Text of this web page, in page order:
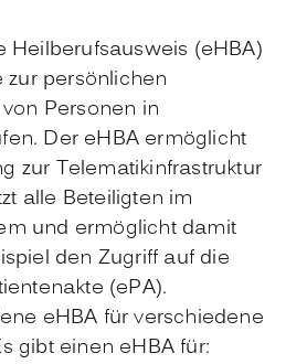
Heilberufsausweis (eHBA)
zur persönlichen
Personen in
Der eHBA ermöglicht
zur Telematikinfrastruktur
alle Beteiligten im
und ermöglicht damit
den Zugriff auf die
(ePA).
eHBA für verschiedene
gibt einen eHBA für: